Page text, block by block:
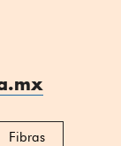
Fibras